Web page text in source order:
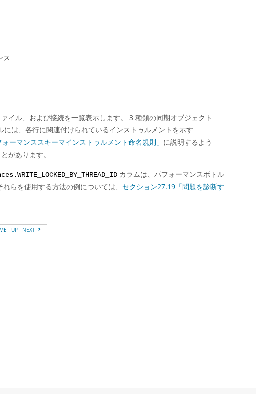
ス
イル、および接続を一覧表示します。 3 種類の同期オブジェクト
には、各行に関連付けられているインストゥルメントを示す
ーマンススキーマインストゥルメント命名規則」 に説明するよう
があります。
カラムは、パフォーマンスボトル
らを使用する方法の例については、 セクション27.19「問題を診断す
UP NEXT